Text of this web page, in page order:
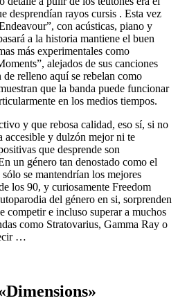
desprendían rayos cursis . Esta vez
con acústicas, piano y
a la historia mantiene el buen
más experimentales como
alejados de sus canciones
relleno aquí se rebelan como
que la banda puede funcionar
en los medios tiempos.
y que rebosa calidad, eso sí, si no
accesible y dulzón mejor ni te
que desprende son
un género tan denostado como el
se mantendrían los mejores
los 90, y curiosamente Freedom
del género en si, sorprenden
e incluso superar a muchos
como Stratovarius, Gamma Ray o
…